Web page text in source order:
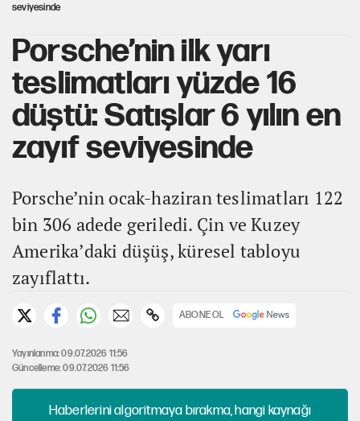
seviyesinde
Porsche’nin ilk yarı
teslimatları yüzde 16
düştü: Satışlar 6 yılın en
zayıf seviyesinde
Porsche’nin ocak-haziran teslimatları 122
bin 306 adede geriledi. Çin ve Kuzey
Amerika’daki düşüş, küresel tabloyu
zayıflattı.
ABONE OL
Yayınlanma: 09.07.2026 11:56
Güncelleme: 09.07.2026 11:56
Haberlerini algoritmaya bırakma, hangi kaynağı